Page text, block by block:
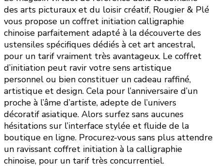
des arts picturaux et du loisir créatif, Rougier & Plé
vous propose un coffret initiation calligraphie
chinoise parfaitement adapté à la découverte des
ustensiles spécifiques dédiés à cet art ancestral,
pour un tarif vraiment très avantageux. Le coffret
d’initiation peut ravir votre sens artistique
personnel ou bien constituer un cadeau raffiné,
artistique et design. Cela pour l’anniversaire d’un
proche à l’âme d’artiste, adepte de l’univers
décoratif asiatique. Alors surfez sans aucunes
hésitations sur l’interface stylée et fluide de la
boutique en ligne. Procurez-vous sans plus attendre
un ravissant coffret initiation à la calligraphie
chinoise, pour un tarif très concurrentiel.